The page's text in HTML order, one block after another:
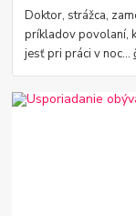
Doktor, strážca,
príkladov povolaní,
jesť pri práci v noc...